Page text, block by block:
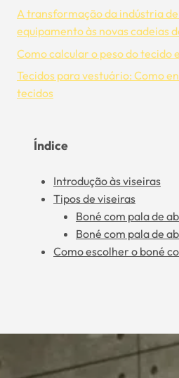
A transformação da indústria
equipamento às novas cadeias
Como calcular o peso do tecido
Tecidos para vestuário: Como
tecidos
Índice
Introdução às viseiras
Tipos de viseiras
Boné com pala de
Boné com pala de
Como escolher o boné